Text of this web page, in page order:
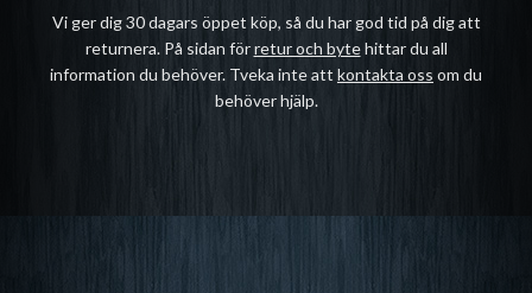
Vi ger dig 30 dagars öppet köp, så du har god tid på dig att
returnera. På sidan förretur och bytehittar du all
information du behöver. Tveka inte att kontakta oss om du
behöver hjälp.